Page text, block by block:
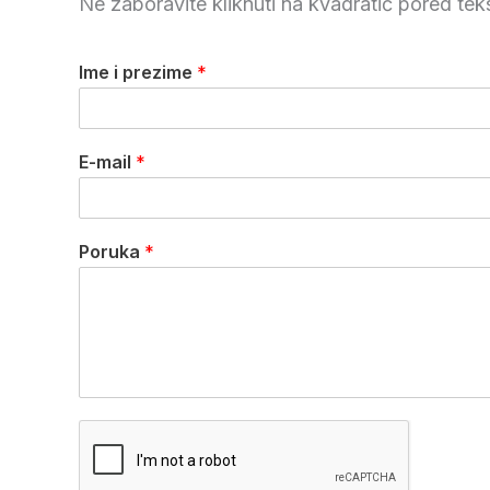
Ime i prezime *
E-mail *
Poruka *